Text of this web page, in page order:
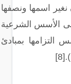
اسمها ونصفها
الأسس الشرعية
التزامها بمبادئ